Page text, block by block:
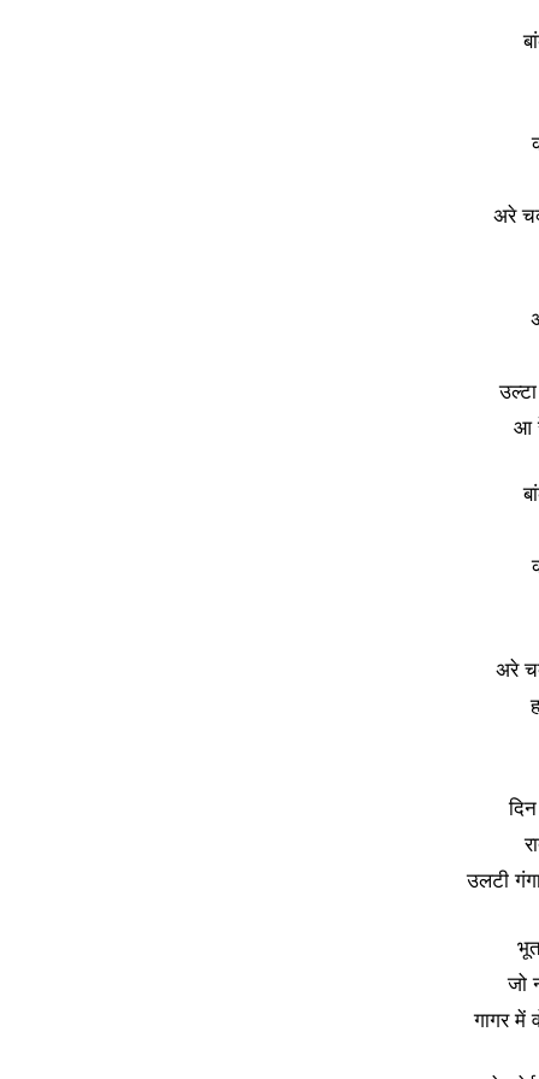
अरे
आ
अरे
उलटी
जो
गागर में